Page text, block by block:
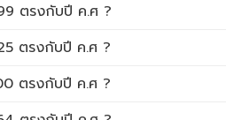
ตรงกับปี ค.ศ ?
ตรงกับปี ค.ศ ?
ตรงกับปี ค.ศ ?